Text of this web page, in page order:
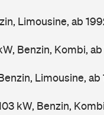
Limousine, ab
Benzin, Kombi,
Limousine, ab
kW, Benzin,